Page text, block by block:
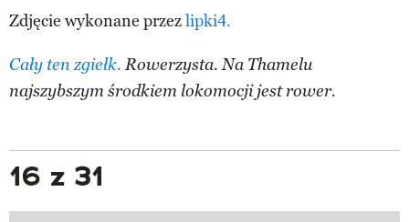
Zdjęcie wykonane przezlipki4.
Cały ten zgiełk. Rowerzysta. Na Thamelu
najszybszym środkiem lokomocji jest rower.
16 z 31